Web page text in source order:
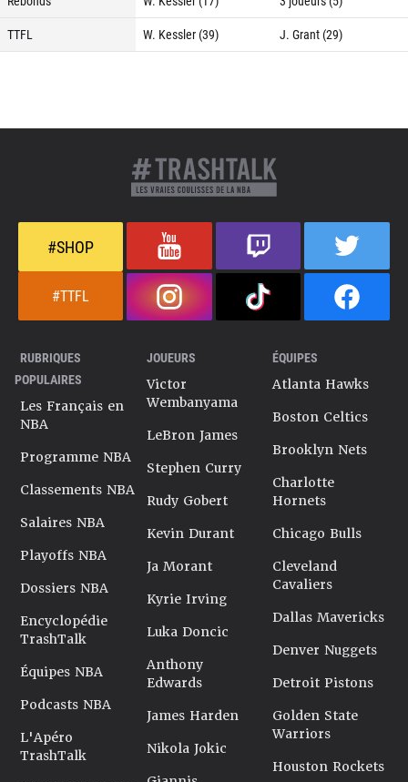
TTFL
W. Kessler (39) J. Grant (29)
#SHOP
#TTFL
RUBRIQUES
POPULAIRES
Les Français en
NBA
Programme NBA
Classements NBA
Salaires NBA
Playoffs NBA
Dossiers NBA
Encyclopédie
TrashTalk
Équipes NBA
Podcasts NBA
L'Apéro
TrashTalk
JOUEURS
Victor
Wembanyama
LeBron James
Stephen Curry
Rudy Gobert
Kevin Durant
Ja Morant
Kyrie Irving
Luka Doncic
Anthony
Edwards
James Harden
Nikola Jokic
ÉQUIPES
Atlanta Hawks
Boston Celtics
Brooklyn Nets
Charlotte
Hornets
Chicago Bulls
Cleveland
Cavaliers
Dallas Mavericks
Denver Nuggets
Detroit Pistons
Golden State
Warriors
Houston Rockets